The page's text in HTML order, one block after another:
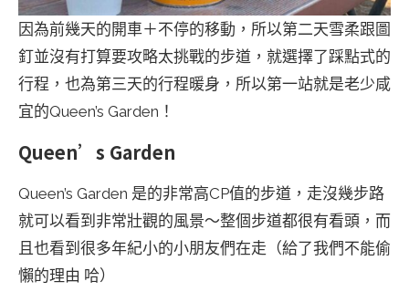
因為前幾天的開車＋不停的移動，所以第二天雪柔跟圖
釘並沒有打算要攻略太挑戰的步道，就選擇了踩點式的
行程，也為第三天的行程暖身，所以第一站就是老少咸
宜的Queen’s Garden！
Queen’s Garden
Queen’s Garden 是的非常高CP值的步道，走沒幾步路
就可以看到非常壯觀的風景～整個步道都很有看頭，而
且也看到很多年紀小的小朋友們在走（給了我們不能偷
懶的理由 哈）